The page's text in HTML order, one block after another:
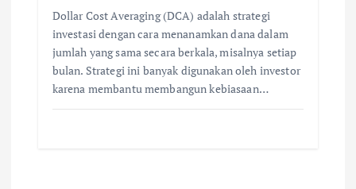
Dollar Cost Averaging (DCA) adalah strategi
investasi dengan cara menanamkan dana dalam
jumlah yang sama secara berkala, misalnya setiap
bulan. Strategi ini banyak digunakan oleh investor
karena membantu membangun kebiasaan…